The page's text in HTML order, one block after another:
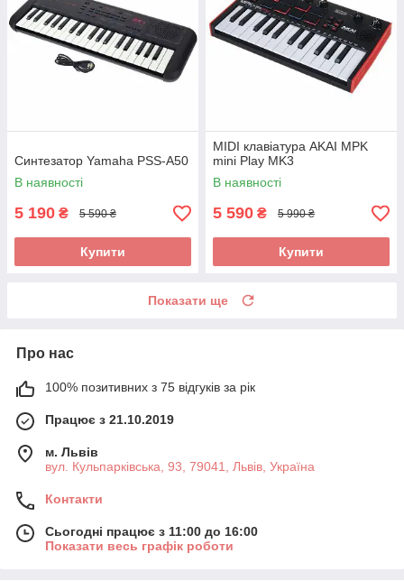
Синтезатор Yamaha PSS-A50
В наявності
5 190 ₴ 5 590 ₴
Купити
MIDI клавіатура AKAI MPK
mini Play MK3
В наявності
5 590 ₴ 5 990 ₴
Купити
Показати ще
Про нас
100% позитивних з 75 відгуків за рік
Працює з 21.10.2019
м. Львів
вул. Кульпарківська, 93, 79041, Львів, Україна
Контакти
Сьогодні працює з 11:00 до 16:00
Показати весь графік роботи